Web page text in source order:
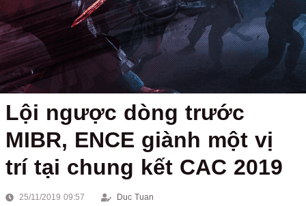
Lội ngược dòng trước
MIBR, ENCE giành một vị
trí tại chung kết CAC 2019
25/11/2019 09:57 Duc Tuan